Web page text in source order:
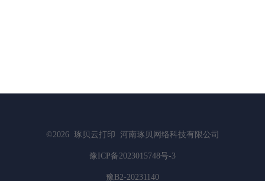
©2026 琢贝云打印 河南琢贝网络科技有限公司
豫ICP备2023015748号-3
豫B2-20231140